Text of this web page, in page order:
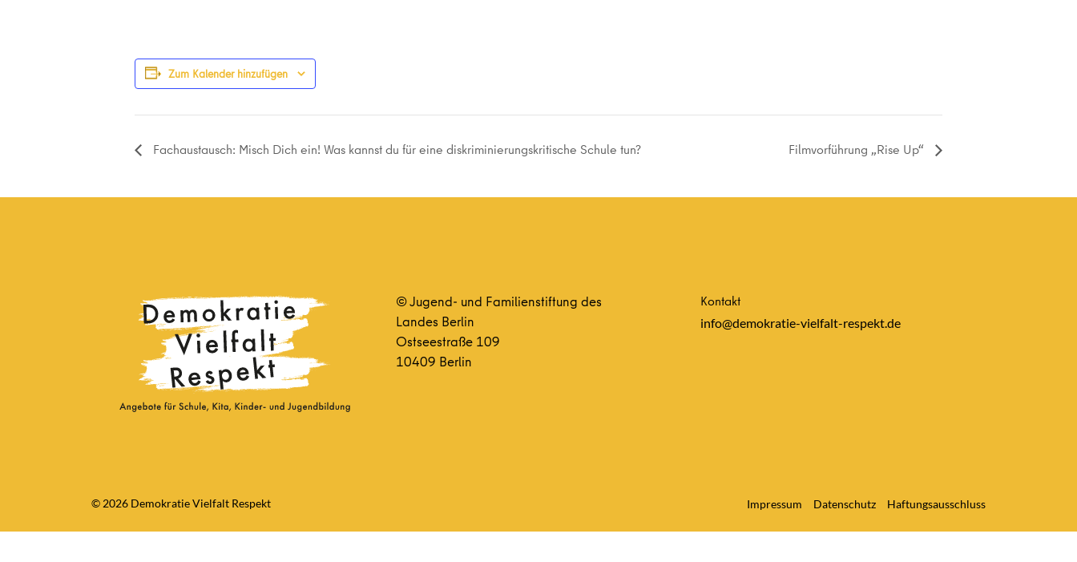
Zum Kalender hinzufügen
Fachaustausch: Misch Dich ein! Was kannst du für eine diskriminierungskritische Schule tun? Filmvorführung „Rise Up“
© Jugend- und Familienstiftung des
Landes Berlin
Ostseestraße 109
10409 Berlin
Kontakt
info@demokratie-vielfalt-respekt.de
© 2026 Demokratie Vielfalt Respekt Impressum Datenschutz Haftungsausschluss